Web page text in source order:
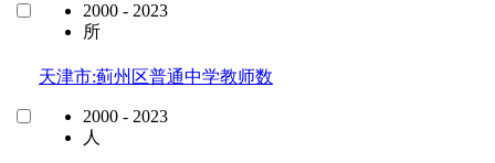
2000 - 2023
所
天津市:蓟州区普通中学教师数
2000 - 2023
人